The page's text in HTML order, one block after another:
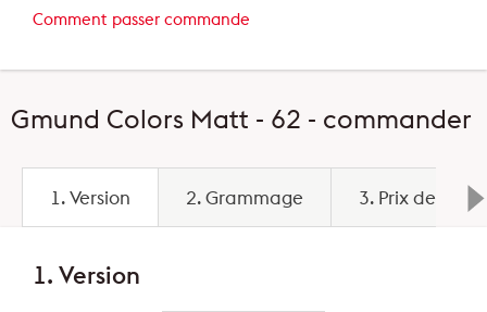
Comment passer commande
Gmund Colors Matt - 62 - commander
1. Version 2. Grammage 3. Prix de base
1. Version